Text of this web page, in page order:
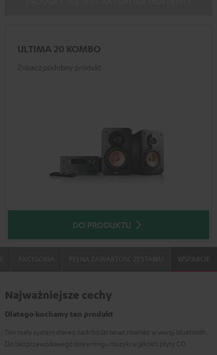
ULTIMA 20 KOMBO
Zobacz podobny produkt
DO PRODUKTU
WSPARCIE
Najważniejsze cechy
Dlatego kochamy ten produkt
Ten mały system stereo nadchodzi teraz również w wersji bluetooth.
Do bezprzewodowego streamingu muzyki w jakości płyty CD.